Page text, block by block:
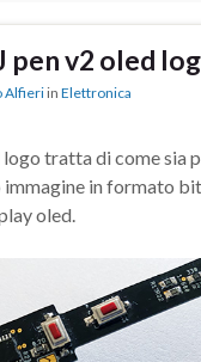
pen v2 oled
Alfieri in Elettronica
tratta di come sia
immagine in formato
oled.